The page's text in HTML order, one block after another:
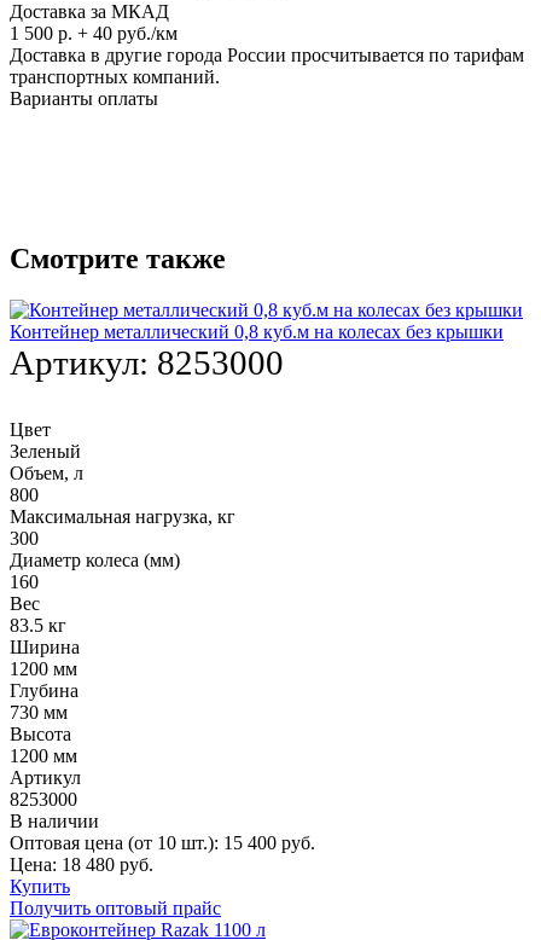
Доставка за МКАД
1 500 р. + 40 руб./км
Доставка в другие города России просчитывается по тарифам
транспортных компаний.
Варианты оплаты
Смотрите также
Контейнер металлический 0,8 куб.м на колесах без крышки
Артикул: 8253000
Цвет
Зеленый
Объем, л
800
Максимальная нагрузка, кг
300
Диаметр колеса (мм)
160
Вес
83.5 кг
Ширина
1200 мм
Глубина
730 мм
Высота
1200 мм
Артикул
8253000
В наличии
Оптовая цена (от 10 шт.): 15 400 руб.
Цена: 18 480 руб.
Купить
Получить оптовый прайс